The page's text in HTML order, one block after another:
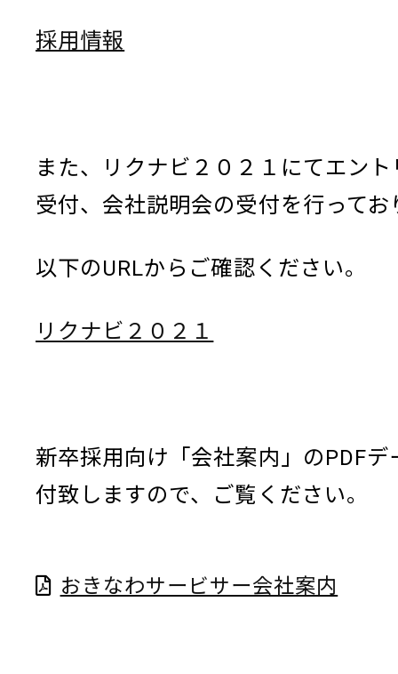
採用情報
また、リクナビ２０２１にてエン
受付、会社説明会の受付を行ってお
以下のURLからご確認ください。
リクナビ２０２１
新卒採用向け「会社案内」のPDFデ
付致しますので、ご覧ください。
おきなわサービサー会社案内